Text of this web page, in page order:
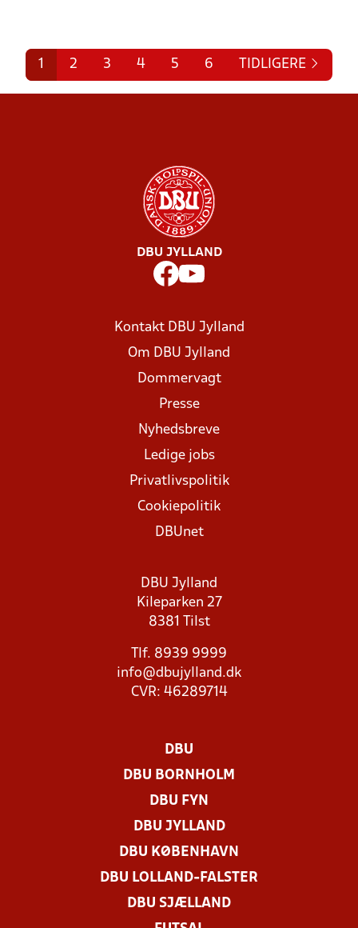
1 2 3 4 5 6 TIDLIGERE
DBU JYLLAND
Kontakt DBU Jylland
Om DBU Jylland
Dommervagt
Presse
Nyhedsbreve
Ledige jobs
Privatlivspolitik
Cookiepolitik
DBUnet
DBU Jylland
Kileparken 27
8381 Tilst
Tlf. 8939 9999
info@dbujylland.dk
CVR: 46289714
DBU
DBU BORNHOLM
DBU FYN
DBU JYLLAND
DBU KØBENHAVN
DBU LOLLAND-FALSTER
DBU SJÆLLAND